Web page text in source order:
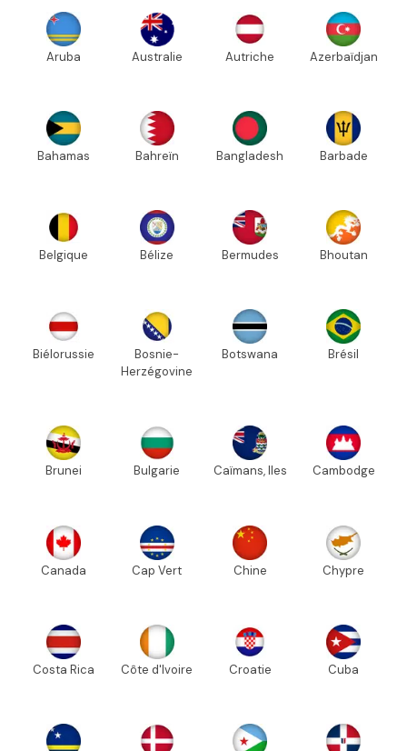
Aruba Australie Autriche Azerbaïdjan
Bahamas Bahreïn Bangladesh Barbade
Belgique Bélize Bermudes Bhoutan
Biélorussie
Bosnie-
Herzégovine
Botswana Brésil
Brunei Bulgarie Caïmans, Iles Cambodge
Canada Cap Vert Chine Chypre
Costa Rica Côte d'Ivoire Croatie Cuba